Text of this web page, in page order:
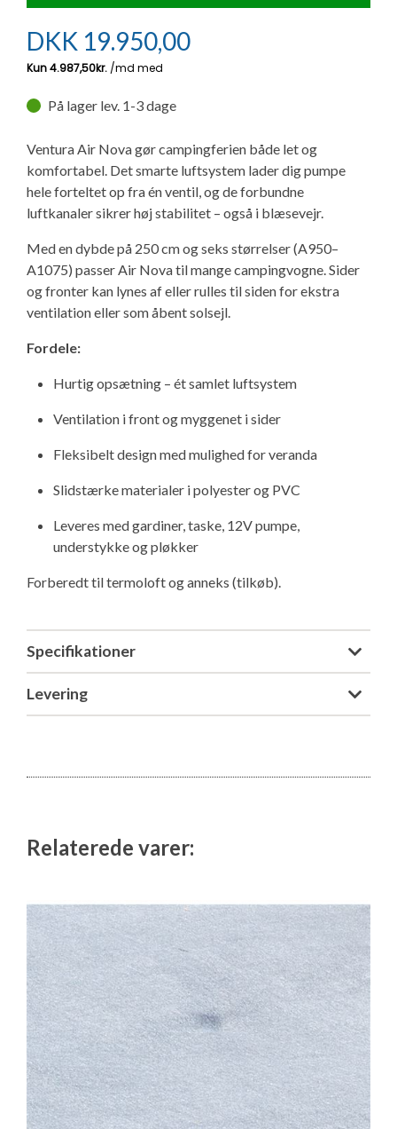
Adria Astella
Next
Hobby Prestige
Hobby Maxia
Ny campingvogn - godt at vide
Lille campingvogn
Finansiering af campingvogn
Forsikring af campingvogn
Vil du sælge din campingvogn?
Brugte telte og udstyr
Isabella fortelte
Isabella Fortelte
Isabella Lufttelte
Isabella weekend- og vinterfortelte
Isabella Opstillingsvejledninger
Camping erhverv
Adria Coral
Adria Compact
Internet i campingvognen
Aircondition og klimaanlæg
Gas-komfort i din campingvogn
E-trailer kontrol- og sikkerhedsapp
Byvand - rindende vand i campingvognen
3 spændende ideer til campingvognen
GPS tracker til autocamper og campingvogn
GRØN Virksomhed
Klagemuligheder
Handelsbetingelser - webshop
Persondata
GPDR - KG Camping Kundeklub
DKK 19.950,00
På lager lev. 1-3 dage
Ventura Air Nova gør campingferien både let og
komfortabel. Det smarte luftsystem lader dig pumpe
hele forteltet op fra én ventil, og de forbundne
luftkanaler sikrer høj stabilitet – også i blæsevejr.
Med en dybde på 250 cm og seks størrelser (A950–
A1075) passer Air Nova til mange campingvogne. Sider
og fronter kan lynes af eller rulles til siden for ekstra
ventilation eller som åbent solsejl.
Fordele:
Hurtig opsætning – ét samlet luftsystem
Ventilation i front og myggenet i sider
Fleksibelt design med mulighed for veranda
Slidstærke materialer i polyester og PVC
Leveres med gardiner, taske, 12V pumpe,
understykke og pløkker
Forberedt til termoloft og anneks (tilkøb).
Specifikationer
Levering
Relaterede varer: